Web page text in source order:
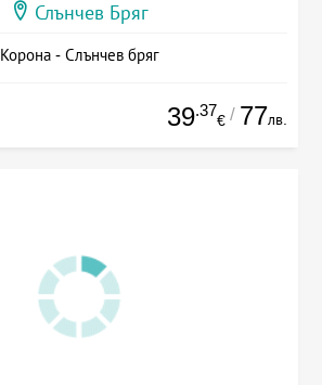
Слънчев Бряг
Корона - Слънчев бряг
39.37
€ / 77лв.